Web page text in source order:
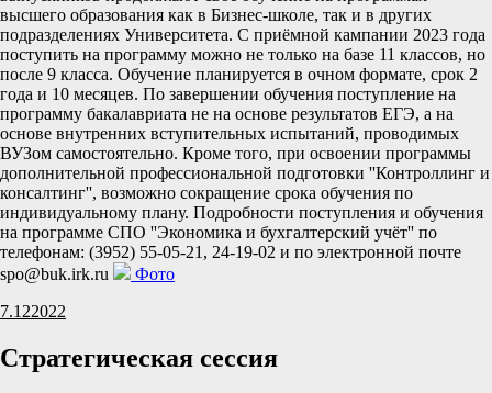
высшего образования как в Бизнес-школе, так и в других
подразделениях Университета. С приёмной кампании 2023 года
поступить на программу можно не только на базе 11 классов, но
после 9 класса. Обучение планируется в очном формате, срок 2
года и 10 месяцев. По завершении обучения поступление на
программу бакалавриата не на основе результатов ЕГЭ, а на
основе внутренних вступительных испытаний, проводимых
ВУЗом самостоятельно. Кроме того, при освоении программы
дополнительной профессиональной подготовки ''Контроллинг и
консалтинг'', возможно сокращение срока обучения по
индивидуальному плану. Подробности поступления и обучения
на программе СПО ''Экономика и бухгалтерский учёт'' по
телефонам: (3952) 55-05-21, 24-19-02 и по электронной почте
spo@buk.irk.ru
Фото
7.122022
Стратегическая сессия